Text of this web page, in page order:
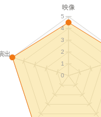
映像
出
0
1
2
3
4
5